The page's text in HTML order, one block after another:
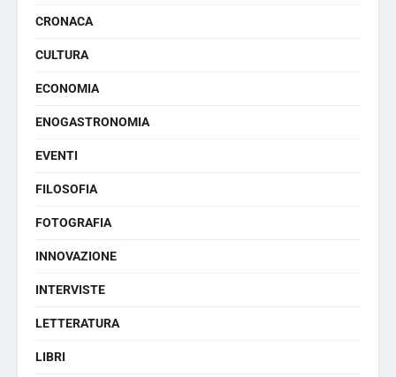
CRONACA
CULTURA
ECONOMIA
ENOGASTRONOMIA
EVENTI
FILOSOFIA
FOTOGRAFIA
INNOVAZIONE
INTERVISTE
LETTERATURA
LIBRI